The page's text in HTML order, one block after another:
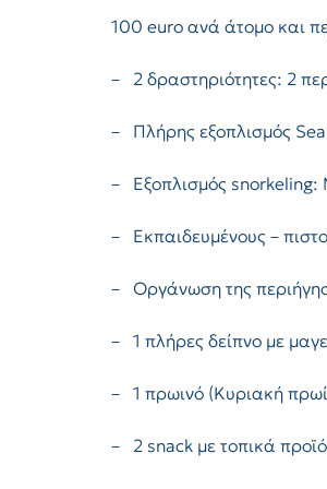
100 euro ανά άτομο και
– 2 δραστηριότητες: 2
– Πλήρης εξοπλισμός
– Εξοπλισμός snorkeling:
– Εκπαιδευμένους –
– Οργάνωση της
– 1 πλήρες δείπνο με
– 1 πρωινό (Κυριακή
– 2 snack με τοπικά